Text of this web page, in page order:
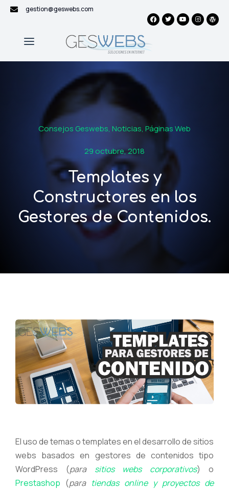
gestion@geswebs.com
Consejos Geswebs, Noticias, Páginas Web
29 octubre, 2018
Templates y
Constructores en los
Gestores de Contenidos.
El uso de temas o templates en el desarrollo de sitios
webs basados en gestores de contenidos tipo
WordPress (para sitios webs corporativos) o
Prestashop (para tiendas online y proyectos de